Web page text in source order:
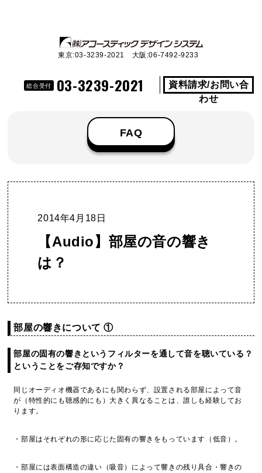
東京:03-3239-2021 大阪:06-7492-9233
総合受付 03-3239-2021
資料請求/お問い合
わせ
FAQ
2014年4月18日
【Audio】部屋の音の響き
は？
部屋の響きについて ①
部屋の固有の響きというフィルターを通して音を聴いている？
ということをご存知ですか？
同じオーディオ機器であるにも関わらず、設置される部屋によって音
が（特性的にも聴感的にも）大きく異なることは、誰しも経験してお
ります。
・部屋はそれぞれの形に応じた固有の響きをもっています（低音）。
・部屋には表面構造の違い（吸音）によって響きの残り具合・響きの